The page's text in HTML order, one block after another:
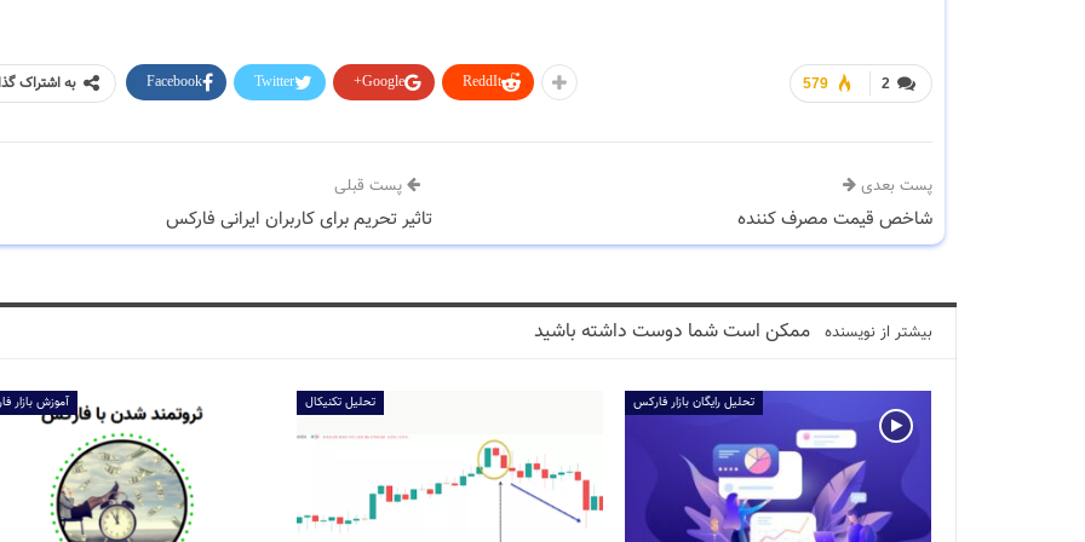
2
579 به اشتراک Facebook Twitter Google+ ReddIt
پست قبلی
تاثیر تحریم برای کاربران ایرانی فارکس
پست بعدی
شاخص قیمت مصرف کننده
ممکن است شما دوست داشته باشید بیشتر از نویسنده
آموزش بازار تحلیل تکنیکال تحلیل رایگان بازار فارکس